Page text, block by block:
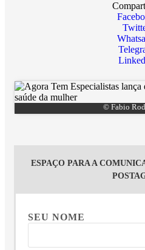
© Fabio
ESPAÇO PARA A
SEU NOME